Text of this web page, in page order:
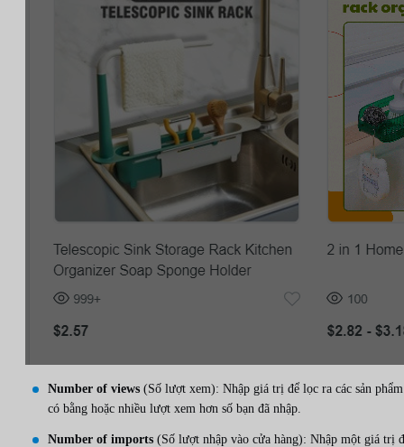
Number of views (Số lượt xem): Nhập giá trị để lọc ra các sản phẩm
có bằng hoặc nhiều lượt xem hơn số bạn đã nhập.
Number of imports (Số lượt nhập vào cửa hàng): Nhập một giá trị